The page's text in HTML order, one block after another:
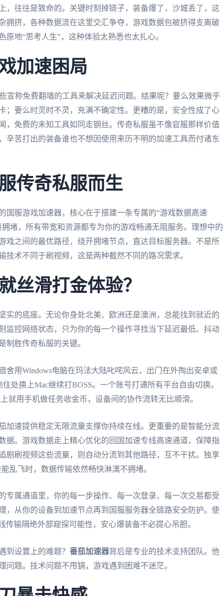
，往往是致命的。关键时刻掉链子，装备爆了，沙城丢了，这
拥挤，各种数据流在这里交汇争夺，游戏数据包被挤得支离破
地“思考人生”，这种体验太熟悉也太扎心。
加速困局
宣称免费翻墙的工具来解决延迟问题。结果呢？要么效果微乎
；要么时灵时不灵，充满不确定性。更糟的是，安全性成了心
，免费的未知工具如同走钢丝。传奇私服虽不像官服那样价值
辛苦打出的装备谁也不想因使用来历不明的加速工具而付诸东
传奇私服而生
国服游戏加速器，核心在于搭建一条专属的“游戏数据高速
堵，所有带宽和资源都专为你的游戏畅通无阻服务。理想中的
戏之间的最优路径，绕开拥堵节点，直达目标服务器。不是所
术不同于刷视频，这是两种截然不同的路况需求。
丝滑打金体验？
实的底座。无论你身处北美、欧洲还是澳洲，总能找到就近的
监控网络状态，只为你的每一个操作寻找当下延迟最低、抖动
制胜传奇私服的关键。
舍用Windows电脑在玛法大陆叱咤风云，出门在外掏出安卓或
处换上Mac继续打BOSS。一个账号打通所有平台自由切换。
就用手机做任务收金币，设备间的协作流转无比顺滑。
加速提供稳定无限流量支撑你持续在线。更重要的是智能分流
据。游戏数据走上精心优化的回国加速专线高速通道，保障指
剧刷视频这些流量，则自动分流到其他路径，互不干扰。独享
乱飞时，数据传输依然畅快淋漓不拥堵。
专属通道里，你的每一步操作、每一次登录、每一次交易都受
，从你的设备到加速节点再到国服服务器全链路安全防护。使
输隔绝外部窥探可能性，安心爆装备不必提心吊胆。
到设置上的难题？ 番茄加速器背后是专业的技术支持团队。他
题。技术问题不甩锅，游戏遇到困难不迷茫。